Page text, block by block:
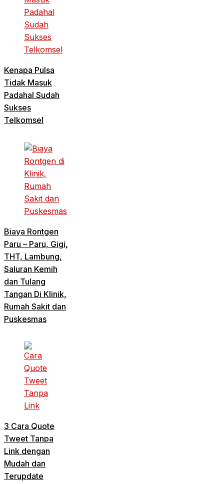
Kenapa Pulsa
Tidak Masuk
Padahal Sudah
Sukses
Telkomsel
Biaya Rontgen
Paru – Paru, Gigi,
THT, Lambung,
Saluran Kemih
dan Tulang
Tangan Di Klinik,
Rumah Sakit dan
Puskesmas
3 Cara Quote
Tweet Tanpa
Link dengan
Mudah dan
Terupdate